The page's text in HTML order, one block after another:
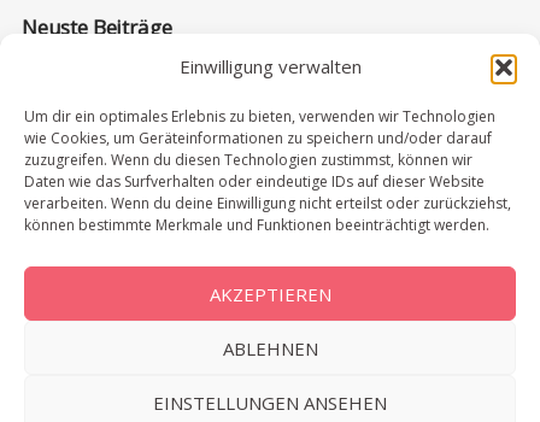
Einwilligung verwalten
Um dir ein optimales Erlebnis zu bieten, verwenden wir Technologien
wie Cookies, um Geräteinformationen zu speichern und/oder darauf
zuzugreifen. Wenn du diesen Technologien zustimmst, können wir
Daten wie das Surfverhalten oder eindeutige IDs auf dieser Website
verarbeiten. Wenn du deine Einwilligung nicht erteilst oder zurückziehst,
können bestimmte Merkmale und Funktionen beeinträchtigt werden.
AKZEPTIEREN
ABLEHNEN
EINSTELLUNGEN ANSEHEN
Neuste Beiträge
Spitzbergen: Meine Reise in die Arktis
Bootstour auf Spitzbergen: Eisbären, Packeis &
Pyramiden
Spitzbergen: Bootstour zur russischen Siedlung
Chobe Nationalpark: Lohnt sich ein Tagesausflug?
Victoriafälle in Simbabwe & Sambia: Meine
Erfahrungen in der Regenzeit